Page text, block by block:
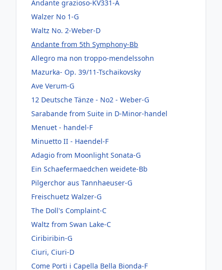
Andante grazioso-KV331-A
Walzer No 1-G
Waltz No. 2-Weber-D
Andante from 5th Symphony-Bb
Allegro ma non troppo-mendelssohn
Mazurka- Op. 39/11-Tschaikovsky
Ave Verum-G
12 Deutsche Tänze - No2 - Weber-G
Sarabande from Suite in D-Minor-handel
Menuet - handel-F
Minuetto II - Haendel-F
Adagio from Moonlight Sonata-G
Ein Schaefermaedchen weidete-Bb
Pilgerchor aus Tannhaeuser-G
Freischuetz Walzer-G
The Doll's Complaint-C
Waltz from Swan Lake-C
Ciribiribin-G
Ciuri, Ciuri-D
Come Porti i Capella Bella Bionda-F